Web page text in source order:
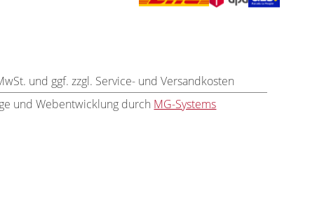
und ggf. zzgl. Service- und Versandkosten
und Webentwicklung durch MG-Systems